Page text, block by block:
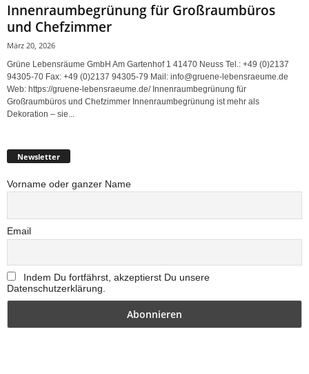
Innenraumbegrünung für Großraumbüros
und Chefzimmer
März 20, 2026
Grüne Lebensräume GmbH Am Gartenhof 1 41470 Neuss Tel.: +49 (0)2137
94305-70 Fax: +49 (0)2137 94305-79 Mail: info@gruene-lebensraeume.de
Web: https://gruene-lebensraeume.de/ Innenraumbegrünung für
Großraumbüros und Chefzimmer Innenraumbegrünung ist mehr als
Dekoration – sie...
Newsletter
Vorname oder ganzer Name
Email
Indem Du fortfährst, akzeptierst Du unsere
Datenschutzerklärung.